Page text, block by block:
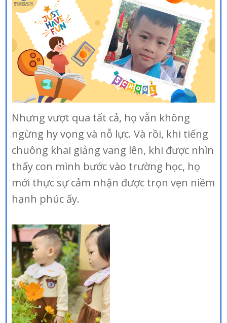
Nhưng vượt qua tất cả, họ vẫn không
ngừng hy vọng và nỗ lực. Và rồi, khi tiếng
chuông khai giảng vang lên, khi được nhìn
thấy con mình bước vào trường học, họ
mới thực sự cảm nhận được trọn vẹn niềm
hạnh phúc ấy.